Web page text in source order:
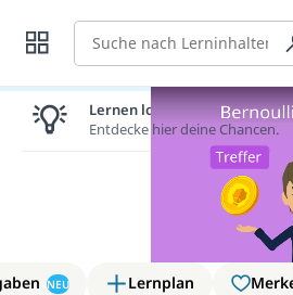
Suche
NEU Lernplan
Lernen lohnt sich!
Entdecke hier deine Chancen.